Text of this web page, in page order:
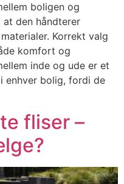
boligen og
at den håndterer
Korrekt valg
komfort og
inde og ude er et
enhver bolig, fordi de
fliser –